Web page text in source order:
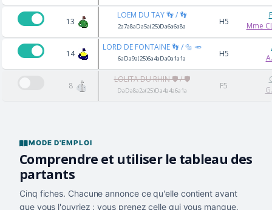
13
LOEM DU TAY 👣 / 👣
2a7a8aDa5a(25)Da6a6a8a H5
Mme
14
LORD DE FONTAINE 👣 / 🔩 🥕
6aDa9a(25)6a4aDa0a1a1a H5
8
LOLITA DU RHIN 🛡️ / 🛡️
DaDa8a2a(25)Da4a4a6a1a F5
MODE D'EMPLOI
Comprendre et utiliser le tableau des
partants
Cinq fiches. Chacune annonce ce qu'elle contient avant
que vous l'ouvriez : vous prenez celle qui vous manque,